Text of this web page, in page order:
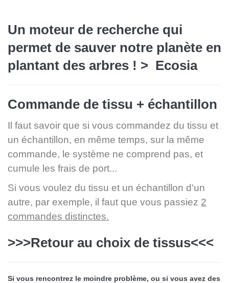
Un moteur de recherche qui
permet de sauver notre planète en
plantant des arbres ! > Ecosia
Commande de tissu + échantillon
Il faut savoir que si vous commandez du tissu et
un échantillon, en même temps, sur la même
commande, le système ne comprend pas, et
cumule les frais de port...
Si vous voulez du tissu et un échantillon d'un
autre, par exemple, il faut que vous passiez 2
commandes distinctes.
>>>Retour au choix de tissus<<<
Si vous rencontrez le moindre problème, ou si vous avez des